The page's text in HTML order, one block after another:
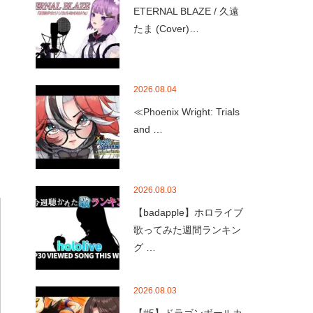
ETERNAL BLAZE / 久遠
たま (Cover)…
2026.08.04
≪Phoenix Wright: Trials
and …
2026.08.03
【badapple】ホロライブ
歌ってみた週間ランキン
グ …
2026.08.03